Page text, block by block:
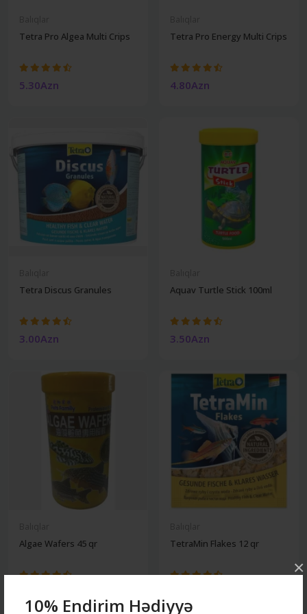
10% Endirim Hədiyyə
×
Tetra Pro Algea Multi Crips
5.30Azn
Tetra Pro Energy Multi Crips
4.80Azn
Tetra Discus Granules
3.00Azn
Aquav Turtle Stick 100ml
3.50Azn
Algae Wafers 45 qr TetraMin Flakes 12 qr